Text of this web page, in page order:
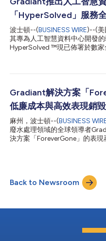
包括《歐洲晶片法案》和「歐
多項計畫。這筆投資將強化歐
晶片的產業的韌性。 該設施專
功率半導體以及類比和混合訊
心、電動汽車、再生能源系統
Gradiant為該設施提供至關重
「HyperSolved」服務
波士頓--(BUSINESS WIRE)--(美
其專為人工智慧資料中心開發
HyperSolved ™現已佈署於數家
年到2035年間增加六倍。這些
模園區每日的用水需求相當於
地區的成長不僅逐漸受限於電
許可的複雜度、排放限值也造
於成熟，供水基礎設施依舊零
不連貫的系統，不僅提升風險
揚棄這種傳統模式，由負責任
放的完整冷卻水生命週期。它
Gradiant解決方案「
低廉成本與高效表現銷
麻州，波士頓--(BUSINESS
廢水處理領域的全球領導者
決方案「ForeverGone」的表
餾技術，可移除水中
沒有觸及的短鏈PFAS。
換樹脂（IX或IER）或其他「攔
的低廉成本 ForeverGone每立
0.50–2.00美元），可負擔性
開銷是能源用量，但也僅約0.5
Back to Newsroom